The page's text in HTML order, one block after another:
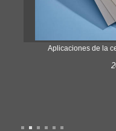
Aplicaciones de la